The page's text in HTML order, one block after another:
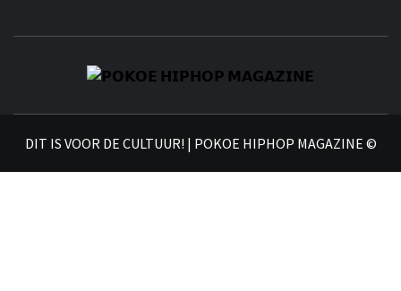
DIT IS VOOR DE CULTUUR! | POKOE HIPHOP MAGAZINE ©